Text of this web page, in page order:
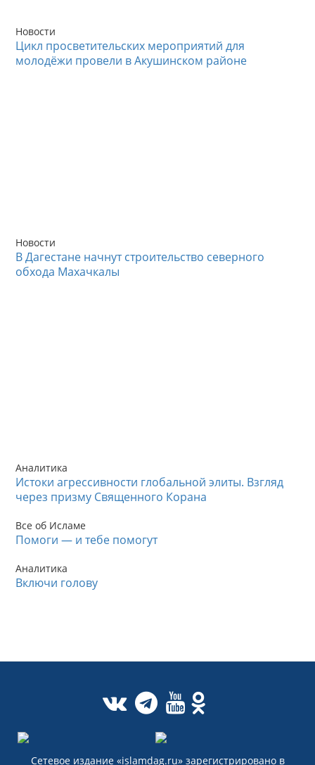
Новости
Цикл просветительских мероприятий для
молодёжи провели в Акушинском районе
Новости
В Дагестане начнут строительство северного
обхода Махачкалы
Аналитика
Истоки агрессивности глобальной элиты. Взгляд
через призму Священного Корана
Все об Исламе
Помоги — и тебе помогут
Аналитика
Включи голову
Сетевое издание «islamdag.ru» зарегистрировано в